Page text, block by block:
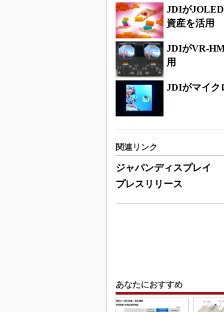
JDIが
資産を活用
JDIがVR-
用
JDIがマイク
関連リンク
ジャパンディスプレイ
プレスリリース
あなたにおすすめ